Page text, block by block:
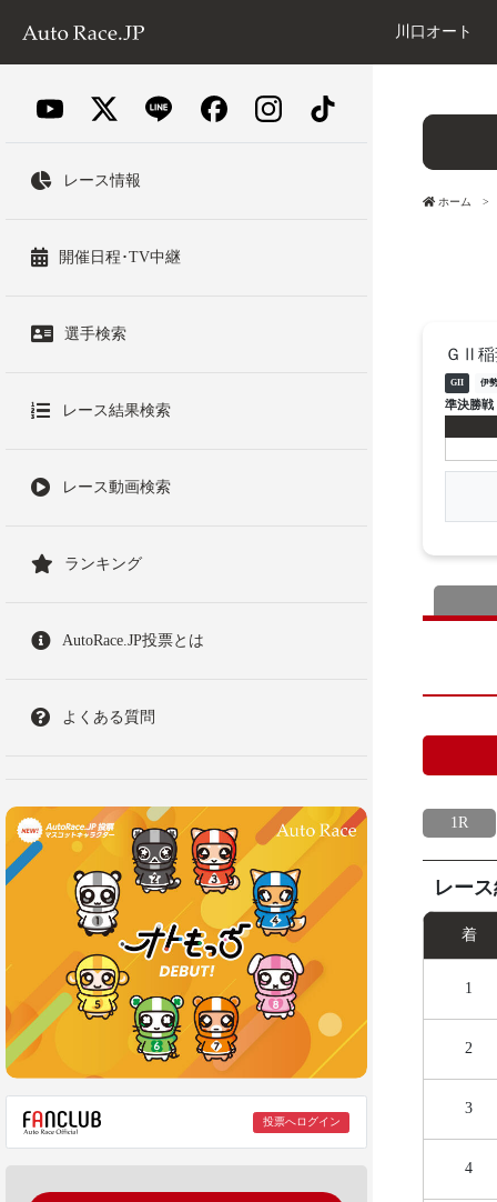
川口オート
レース情報
開催日程･TV中継
選手検索
レース結果検索
レース動画検索
ランキング
AutoRace.JP投票とは
よくある質問
投票へログイン
ホーム
ＧⅡ稲
GII 伊
準決勝戦
1R
レー
着
1
2
3
4